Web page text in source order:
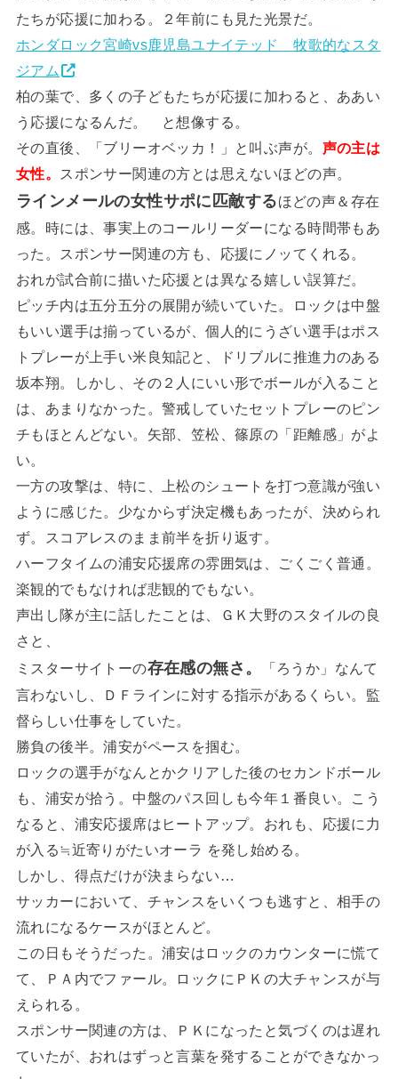
たちが応援に加わる。２年前にも見た光景だ。
ホンダロック宮崎vs鹿児島ユナイテッド 牧歌的なスタ
ジアム
柏の葉で、多くの子どもたちが応援に加わると、ああい
う応援になるんだ。 と想像する。
その直後、「ブリーオベッカ！」と叫ぶ声が。 声の主は
女性。
スポンサー関連の方とは思えないほどの声。
ラインメールの女性サポに匹敵するほどの声＆存在
感。時には、事実上のコールリーダーになる時間帯もあ
った。スポンサー関連の方も、応援にノッてくれる。
おれが試合前に描いた応援とは異なる嬉しい誤算だ。
ピッチ内は五分五分の展開が続いていた。ロックは中盤
もいい選手は揃っているが、個人的にうざい選手はポス
トプレーが上手い米良知記と、ドリブルに推進力のある
坂本翔。しかし、その２人にいい形でボールが入ること
は、あまりなかった。警戒していたセットプレーのピン
チもほとんどない。矢部、笠松、篠原の「距離感」がよ
い。
一方の攻撃は、特に、上松のシュートを打つ意識が強い
ように感じた。少なからず決定機もあったが、決められ
ず。スコアレスのまま前半を折り返す。
ハーフタイムの浦安応援席の雰囲気は、ごくごく普通。
楽観的でもなければ悲観的でもない。
声出し隊が主に話したことは、ＧＫ大野のスタイルの良
さと、
ミスターサイトーの存在感の無さ。
「ろうか」なんて
言わないし、ＤＦラインに対する指示があるくらい。監
督らしい仕事をしていた。
勝負の後半。浦安がペースを掴む。
ロックの選手がなんとかクリアした後のセカンドボール
も、浦安が拾う。中盤のパス回しも今年１番良い。こう
なると、浦安応援席はヒートアップ。おれも、応援に力
が入る≒近寄りがたいオーラ を発し始める。
しかし、得点だけが決まらない…
サッカーにおいて、チャンスをいくつも逃すと、相手の
流れになるケースがほとんど。
この日もそうだった。浦安はロックのカウンターに慌て
て、ＰＡ内でファール。ロックにＰＫの大チャンスが与
えられる。
スポンサー関連の方は、ＰＫになったと気づくのは遅れ
ていたが、おれはずっと言葉を発することができなかっ